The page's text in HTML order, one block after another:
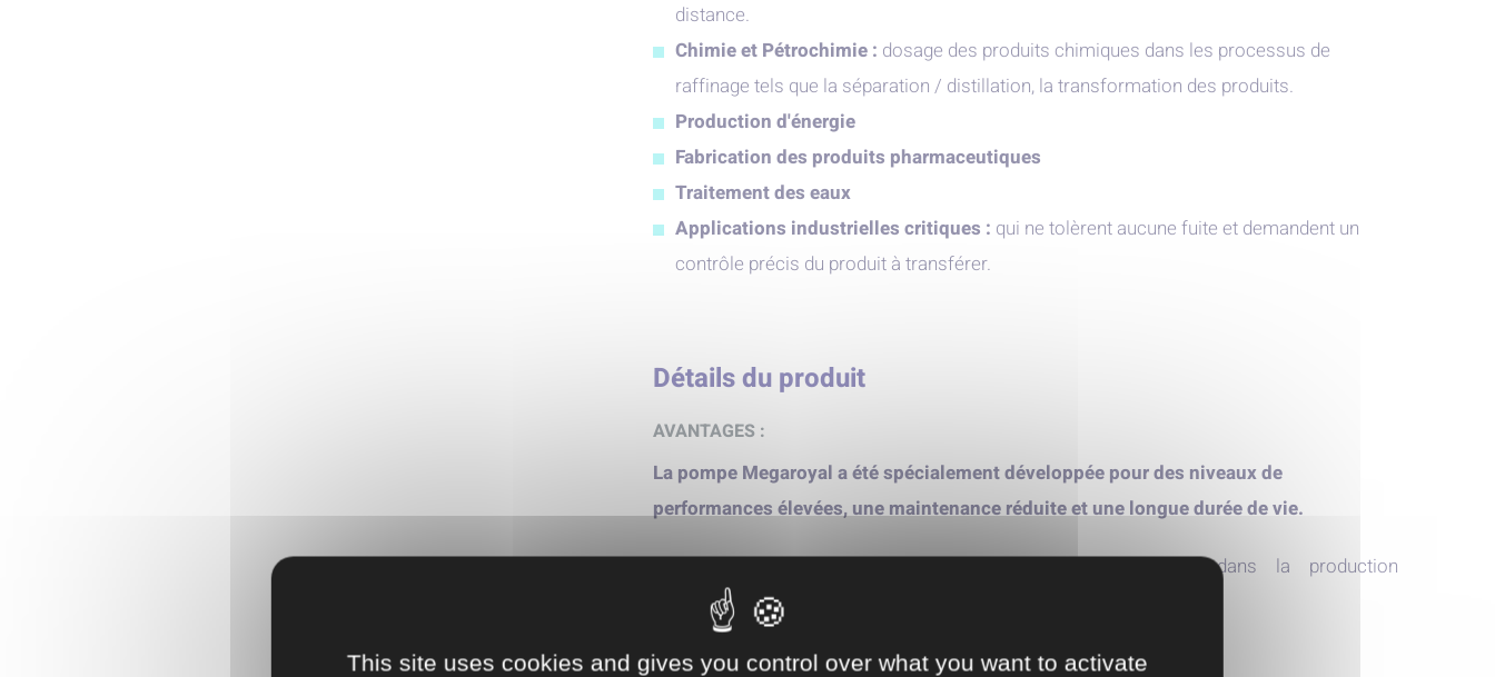
distance.
Chimie et Pétrochimie : dosage des produits chimiques dans les processus de
raffinage tels que la séparation / distillation, la transformation des produits.
Production d'énergie
Fabrication des produits pharmaceutiques
Traitement des eaux
Applications industrielles critiques : qui ne tolèrent aucune fuite et demandent un
contrôle précis du produit à transférer.
Détails du produit
AVANTAGES :
La pompe Megaroyal a été spécialement développée pour des niveaux de
performances élevées, une maintenance réduite et une longue durée de vie.
Fiabilité élevée pour l’injection de produits chimiques dans la production
d’hydrocarbures
Encombrement réduit jusqu’à 25%
This site uses cookies and gives you control over what you want to activate